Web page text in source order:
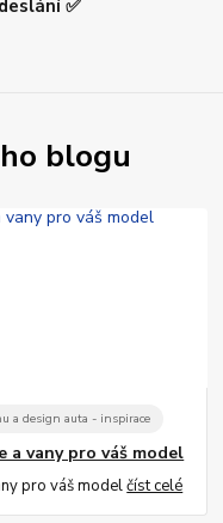
✅
blogu
a design auta - inspirace
a vany pro váš model
pro váš modelčíst celé